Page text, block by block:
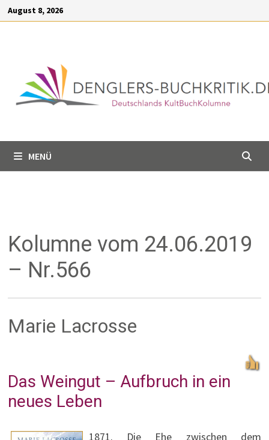
springen
August 8, 2026
MENÜ
Kolumne vom 24.06.2019
– Nr.566
Marie Lacrosse
Das Weingut – Aufbruch in ein
neues Leben
1871. Die Ehe zwischen dem